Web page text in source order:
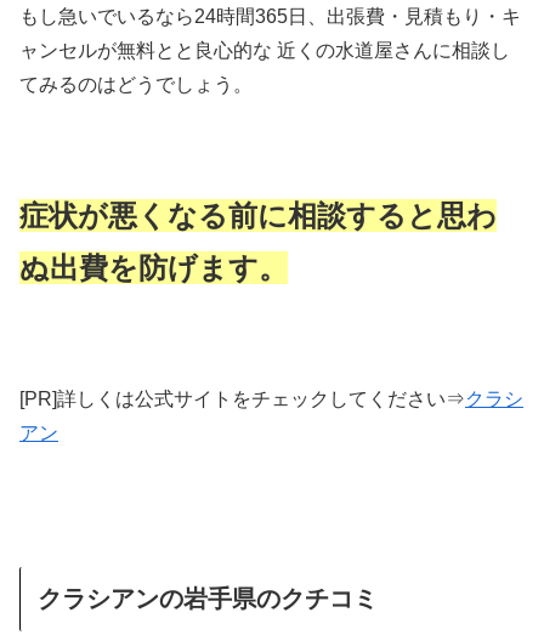
もし急いでいるなら24時間365日、出張費・見積もり・キ
ャンセルが無料とと良心的な 近くの水道屋さんに相談し
てみるのはどうでしょう。
症状が悪くなる前に相談すると思わ
ぬ出費を防げます。
[PR]詳しくは公式サイトをチェックしてください⇒クラシ
アン
クラシアンの岩手県のクチコミ